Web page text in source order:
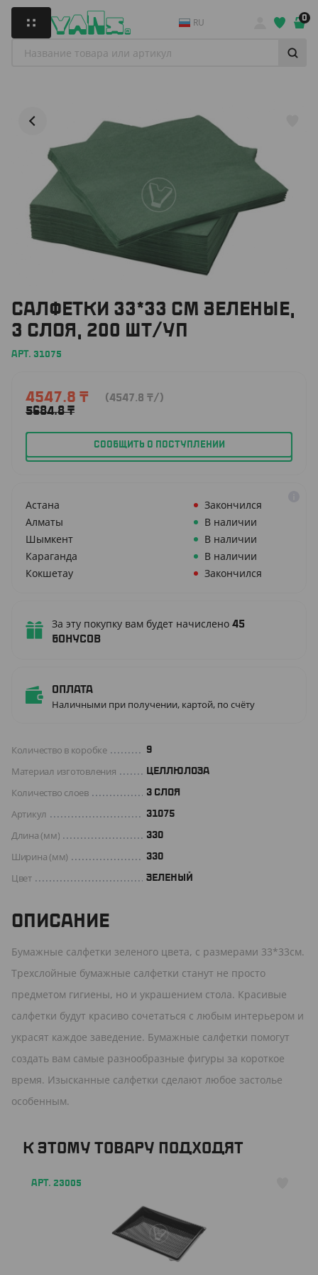
RU 0
САЛФЕТКИ 33*33 СМ ЗЕЛЕНЫЕ,
3 СЛОЯ, 200 ШТ/УП
АРТ. 31075
4547.8 ₸
5684.8₸
(4547.8 ₸/)
СООБЩИТЬ О ПОСТУПЛЕНИИ
Астана
Закончился
Алматы
В наличии
Шымкент
В наличии
Караганда
В наличии
Кокшетау
Закончился
За эту покупку вам будет начислено 45
бонусов
Оплата
Наличными при получении, картой, по счёту
Количество в коробке 9
Материал изготовления ЦЕЛЛЮЛОЗА
Количество слоев 3 СЛОЯ
Артикул 31075
Длина (мм) 330
Ширина (мм) 330
Цвет ЗЕЛЕНЫЙ
ОПИСАНИЕ
Бумажные салфетки зеленого цвета, с размерами 33*33см.
Трехслойные бумажные салфетки станут не просто
предметом гигиены, но и украшением стола. Красивые
салфетки будут красиво сочетаться с любым интерьером и
украсят каждое заведение. Бумажные салфетки помогут
создать вам самые разнообразные фигуры за короткое
время. Изысканные салфетки сделают любое застолье
особенным.
К ЭТОМУ ТОВАРУ ПОДХОДЯТ
АРТ. 23005